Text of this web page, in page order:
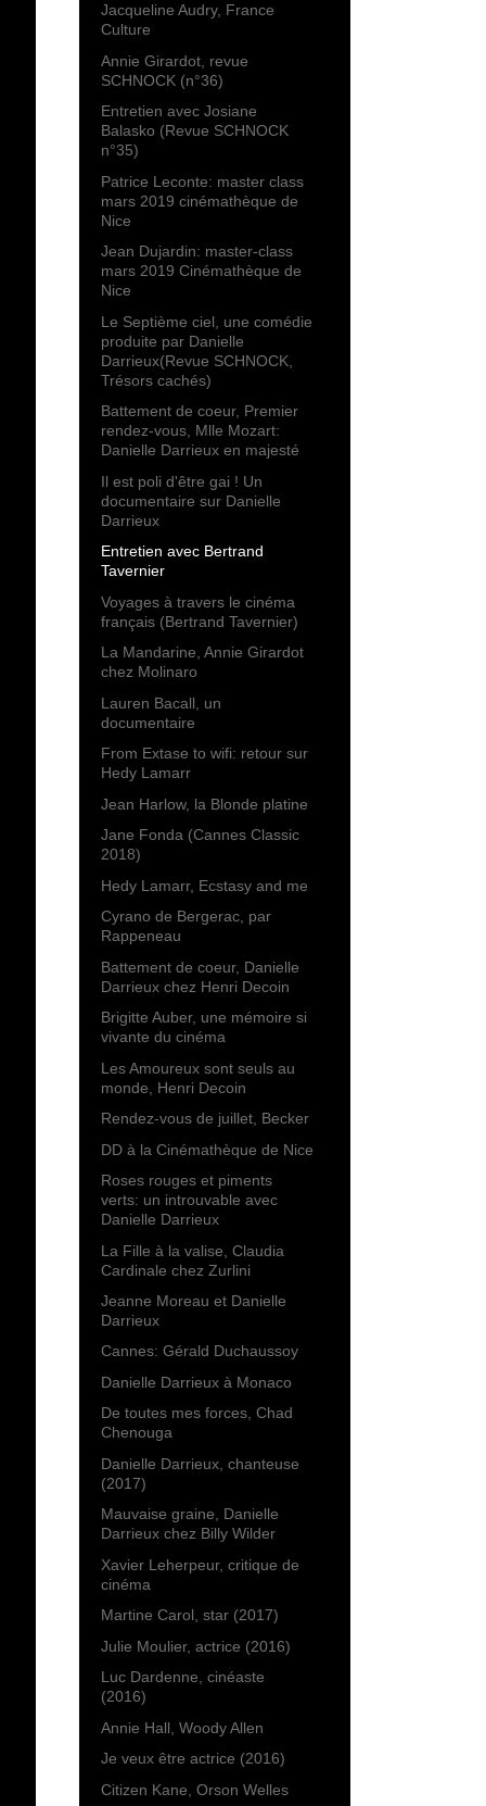
Jacqueline Audry, France
Culture
Annie Girardot, revue
SCHNOCK (n°36)
Entretien avec Josiane
Balasko (Revue SCHNOCK
n°35)
Patrice Leconte: master class
mars 2019 cinémathèque de
Nice
Jean Dujardin: master-class
mars 2019 Cinémathèque de
Nice
Le Septième ciel, une comédie
produite par Danielle
Darrieux(Revue SCHNOCK,
Trésors cachés)
Battement de coeur, Premier
rendez-vous, Mlle Mozart:
Danielle Darrieux en majesté
Il est poli d'être gai ! Un
documentaire sur Danielle
Darrieux
Entretien avec Bertrand
Tavernier
Voyages à travers le cinéma
français (Bertrand Tavernier)
La Mandarine, Annie Girardot
chez Molinaro
Lauren Bacall, un
documentaire
From Extase to wifi: retour sur
Hedy Lamarr
Jean Harlow, la Blonde platine
Jane Fonda (Cannes Classic
2018)
Hedy Lamarr, Ecstasy and me
Cyrano de Bergerac, par
Rappeneau
Battement de coeur, Danielle
Darrieux chez Henri Decoin
Brigitte Auber, une mémoire si
vivante du cinéma
Les Amoureux sont seuls au
monde, Henri Decoin
Rendez-vous de juillet, Becker
DD à la Cinémathèque de Nice
Roses rouges et piments
verts: un introuvable avec
Danielle Darrieux
La Fille à la valise, Claudia
Cardinale chez Zurlini
Jeanne Moreau et Danielle
Darrieux
Cannes: Gérald Duchaussoy
Danielle Darrieux à Monaco
De toutes mes forces, Chad
Chenouga
Danielle Darrieux, chanteuse
(2017)
Mauvaise graine, Danielle
Darrieux chez Billy Wilder
Xavier Leherpeur, critique de
cinéma
Martine Carol, star (2017)
Julie Moulier, actrice (2016)
Luc Dardenne, cinéaste
(2016)
Annie Hall, Woody Allen
Je veux être actrice (2016)
Citizen Kane, Orson Welles